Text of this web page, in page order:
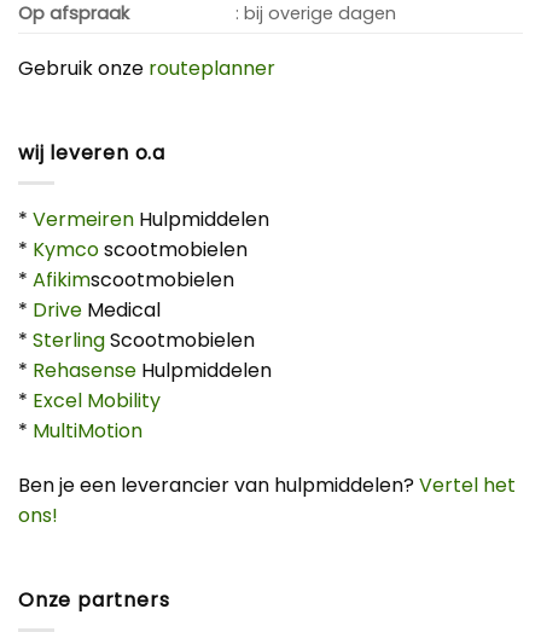
Op afspraak
: bij overige dagen
Gebruik onze routeplanner
wij leveren o.a
* Vermeiren Hulpmiddelen
* Kymcoscootmobielen
* Afikimscootmobielen
* Drive Medical
* SterlingScootmobielen
* Rehasense Hulpmiddelen
* Excel Mobility
* MultiMotion
Ben je een leverancier van hulpmiddelen?Vertel het
ons!
Onze partners